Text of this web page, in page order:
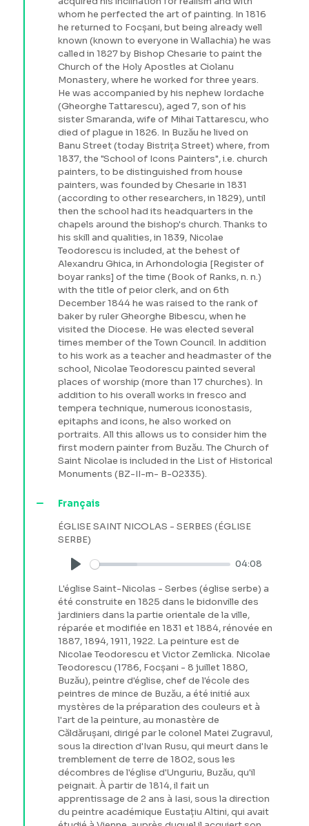
whom he perfected the art of painting. In 1816
he returned to Focșani, but being already well
known (known to everyone in Wallachia) he was
called in 1827 by Bishop Chesarie to paint the
Church of the Holy Apostles at Ciolanu
Monastery, where he worked for three years.
He was accompanied by his nephew Iordache
(Gheorghe Tattarescu), aged 7, son of his
sister Smaranda, wife of Mihai Tattarescu, who
died of plague in 1826. In Buzău he lived on
Banu Street (today Bistrița Street) where, from
1837, the "School of Icons Painters", i.e. church
painters, to be distinguished from house
painters, was founded by Chesarie in 1831
(according to other researchers, in 1829), until
then the school had its headquarters in the
chapels around the bishop's church. Thanks to
his skill and qualities, in 1839, Nicolae
Teodorescu is included, at the behest of
Alexandru Ghica, in Arhondologia [Register of
boyar ranks] of the time (Book of Ranks, n. n.)
with the title of peior clerk, and on 6th
December 1844 he was raised to the rank of
baker by ruler Gheorghe Bibescu, when he
visited the Diocese. He was elected several
times member of the Town Council. In addition
to his work as a teacher and headmaster of the
school, Nicolae Teodorescu painted several
places of worship (more than 17 churches). In
addition to his overall works in fresco and
tempera technique, numerous iconostasis,
epitaphs and icons, he also worked on
portraits. All this allows us to consider him the
first modern painter from Buzău. The Church of
Saint Nicolae is included in the List of Historical
Monuments (BZ-II-m- B-02335).
Français
ÉGLISE SAINT NICOLAS - SERBES (ÉGLISE
SERBE)
Play
04:08
L'église Saint-Nicolas - Serbes (église serbe) a
été construite en 1825 dans le bidonville des
jardiniers dans la partie orientale de la ville,
réparée et modifiée en 1831 et 1884, rénovée en
1887, 1894, 1911, 1922. La peinture est de
Nicolae Teodorescu et Victor Zemlicka. Nicolae
Teodorescu (1786, Focșani - 8 juillet 1880,
Buzău), peintre d'église, chef de l'école des
peintres de mince de Buzău, a été initié aux
mystères de la préparation des couleurs et à
l'art de la peinture, au monastère de
Căldărușani, dirigé par le colonel Matei Zugravul,
sous la direction d'Ivan Rusu, qui meurt dans le
tremblement de terre de 1802, sous les
décombres de l'église d'Unguriu, Buzău, qu'il
peignait. À partir de 1814, il fait un
apprentissage de 2 ans à Iasi, sous la direction
du peintre académique Eustațiu Altini, qui avait